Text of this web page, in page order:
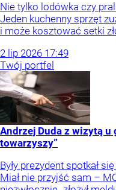
Nie tylko lodówka czy
Jeden kuchenny sprzęt
i może kosztować setki
2 lip 2026 17:49
Twój portfel
Andrzej Duda z wizytą u
towarzyszy”
Były prezydent spotkał
Miał nie przyjść sam –